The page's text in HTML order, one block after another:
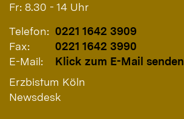
Fr: 8.30 - 14 Uhr
Telefon: 0221 1642 3909
Fax:
0221 1642 3990
E-Mail:
Klick zum E-Mail senden
Erzbistum Köln
Newsdesk